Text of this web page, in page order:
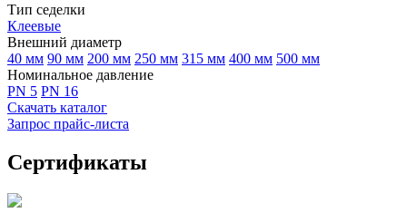
Тип седелки
Клеевые
Внешний диаметр
40 мм 90 мм 200 мм 250 мм 315 мм 400 мм 500 мм
Номинальное давление
PN 5 PN 16
Скачать каталог
Запрос прайс-листа
Сертификаты